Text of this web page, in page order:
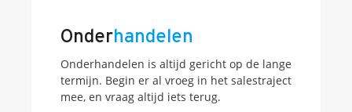
Onderhandelen
Onderhandelen is altijd gericht op de lange
termijn. Begin er al vroeg in het salestraject
mee, en vraag altijd iets terug.